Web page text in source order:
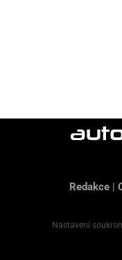
Redakce |
Nastavení